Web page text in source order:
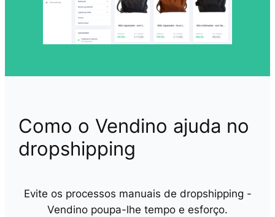
Como o Vendino ajuda no
dropshipping
Evite os processos manuais de dropshipping -
Vendino poupa-lhe tempo e esforço.